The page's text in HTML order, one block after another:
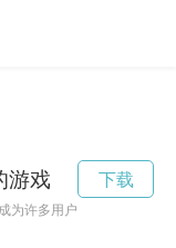
游戏
为许多用户畅游网络的必
下载